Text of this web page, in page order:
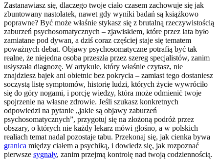
Zastanawiasz się, dlaczego twoje ciało czasem zachowuje się jak
zbuntowany nastolatek, nawet gdy wyniki badań są książkowo
poprawne? Być może właśnie stykasz się z brutalną rzeczywistością
zaburzeń psychosomatycznych – zjawiskiem, które przez lata było
zamiatane pod dywan, a dziś coraz częściej staje się tematem
poważnych debat. Objawy psychosomatyczne potrafią być tak
realne, że niejedna osoba przeszła przez szereg specjalistów, zanim
usłyszała diagnozę. W artykule, który właśnie czytasz, nie
znajdziesz bajek ani obietnic bez pokrycia – zamiast tego dostaniesz
soczystą listę symptomów, historię ludzi, których życie wywróciło
się do góry nogami, i porcję wiedzy, która może odmienić twoje
spojrzenie na własne zdrowie. Jeśli szukasz konkretnych
odpowiedzi na pytanie „jakie są objawy zaburzeń
psychosomatycznych”, przygotuj się na złożoną podróż przez
obszary, o których nie każdy lekarz mówi głośno, a w polskich
realiach temat nadal pozostaje tabu. Przekonaj się, jak cienka bywa
granica między ciałem a psychiką, i dowiedz się, jak rozpoznać
pierwsze sygnały, zanim przejmą kontrolę nad twoją codziennością.